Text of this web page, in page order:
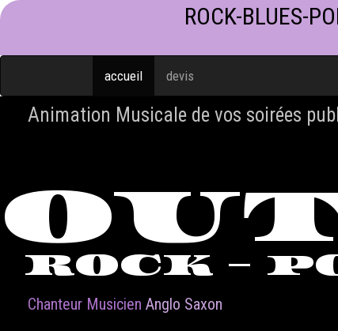
ROCK-BLUES-
accueil devis
Animation Musicale de vos soirées
ROCK -
Chanteur Musicien Anglo Saxon